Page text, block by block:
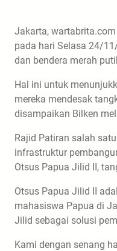
Jakarta,
pada hari Selasa 24/
dan bendera merah
Hal ini untuk
mereka mendesak
disampaikan Bilken
Rajid Patiran salah
infrastruktur
Otsus Papua Jilid II,
Otsus Papua Jilid II
mahasiswa Papua di
Jilid sebagai solusi
Kami dengan senang